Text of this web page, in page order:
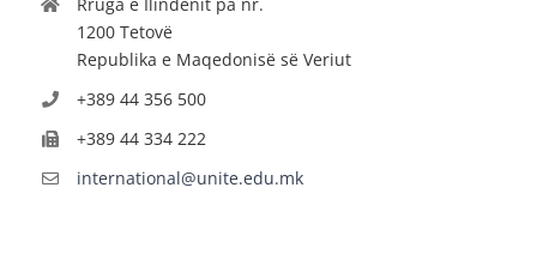
Rruga e Ilindenit pa nr.
1200 Tetovë
Republika e Maqedonisë së Veriut
+389 44 356 500
+389 44 334 222
international@unite.edu.mk